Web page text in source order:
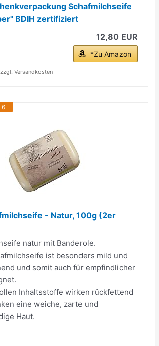
Schafmilchseife
BDIH zertifiziert
12,80 EUR
*Zu Amazon
Versandkosten
6
- Natur, 100g (2er
natur mit Banderole.
ist besonders mild und
und somit auch für empfindlicher
Inhaltsstoffe wirken rückfettend
eine weiche, zarte und
Haut.